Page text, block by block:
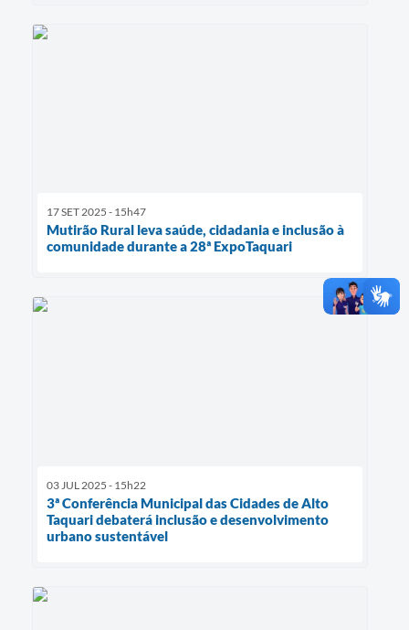
17 SET 2025 - 15h47
Mutirão Rural leva saúde, cidadania e inclusão à
comunidade durante a 28ª ExpoTaquari
03 JUL 2025 - 15h22
3ª Conferência Municipal das Cidades de Alto
Taquari debaterá inclusão e desenvolvimento
urbano sustentável